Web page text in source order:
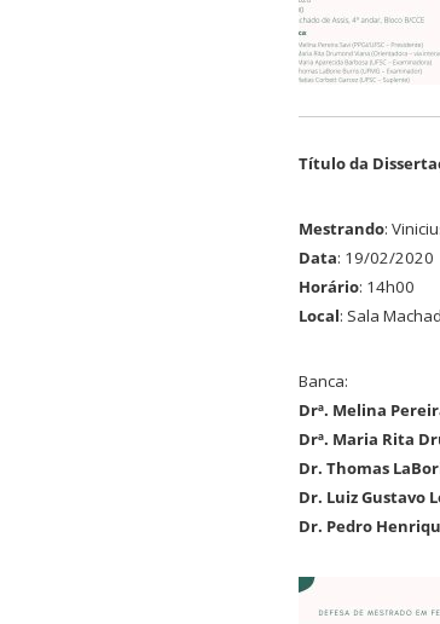
Título da
Mestrando:
Data: 19/02/2020
Horário: 14h00
Local: Sala
Banca:
Drª. Melina
Drª. Maria Rita
Dr. Thomas
Dr. Luiz Gustavo
Dr. Pedro